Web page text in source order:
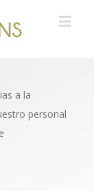
a la
personal